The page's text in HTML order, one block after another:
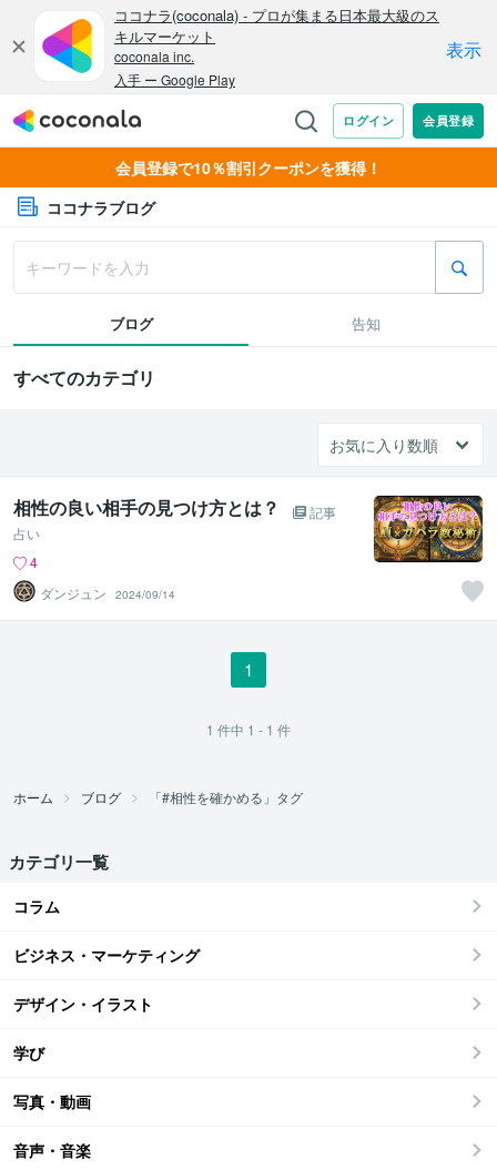
会員登録で10％割引クーポンを獲得！
ココナラブログ
ブログ 告知
すべてのカテゴリ
相性の良い相手の見つけ方とは？
記事
占い
4
ダンジュン
2024/09/14
1
1 件中 1 - 1 件
ホーム ブログ 「#相性を確かめる」タグ
カテゴリ一覧
コラム
ビジネス・マーケティング
デザイン・イラスト
学び
写真・動画
音声・音楽